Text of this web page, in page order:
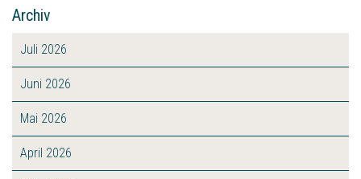
Archiv
Juli 2026
Juni 2026
Mai 2026
April 2026